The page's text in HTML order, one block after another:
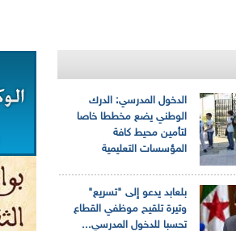
الدخول المدرسي: الدرك
الوطني يضع مخططا خاصا
لتأمين محيط كافة
المؤسسات التعليمية
بلعابد يدعو إلى "تسريع"
وتيرة تلقيح موظفي القطاع
تحسبا للدخول المدرسي...